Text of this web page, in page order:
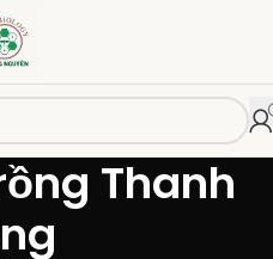
Thanh